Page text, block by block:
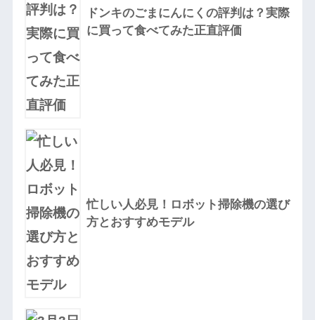
ドンキのごまにんにくの評判は？実際
に買って食べてみた正直評価
忙しい人必見！ロボット掃除機の選び
方とおすすめモデル